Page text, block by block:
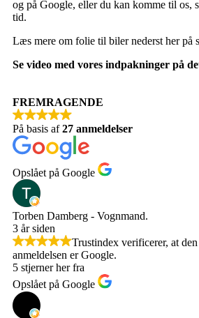
og på Google, eller du kan komme til os,
tid.
Læs mere om folie til biler nederst her på
Se video med vores indpakninger på
FREMRAGENDE
På basis af27 anmeldelser
Opslået på Google
Torben Damberg - Vognmand.
3 år siden
Trustindex verificerer, at
anmeldelsen er Google.
5 stjerner her fra
Opslået på Google